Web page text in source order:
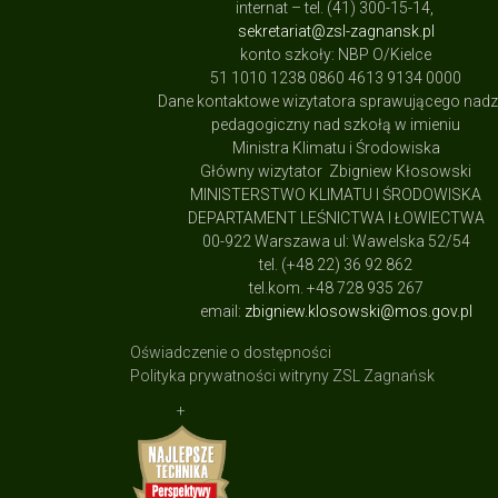
internat – tel. (41) 300-15-14,
sekretariat@zsl-zagnansk.pl
konto szkoły: NBP O/Kielce
51 1010 1238 0860 4613 9134 0000
Dane kontaktowe wizytatora sprawującego
pedagogiczny nad szkołą w imieniu
Ministra Klimatu i Środowiska
Główny wizytator Zbigniew Kłosowski
MINISTERSTWO KLIMATU I ŚRODOWISKA
DEPARTAMENT LEŚNICTWA I ŁOWIECTWA
00-922 Warszawa ul: Wawelska 52/54
tel. (+48 22) 36 92 862
tel.kom. +48 728 935 267
email: zbigniew.klosowski@mos.gov.pl
Oświadczenie o dostępności
Polityka prywatności witryny ZSL Zagnańsk
+